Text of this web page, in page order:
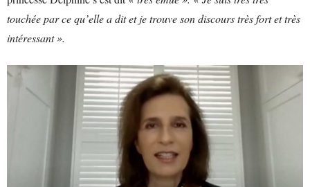
touchée par ce qu’elle a dit et je trouve son discours très fort et très
intéressant ».